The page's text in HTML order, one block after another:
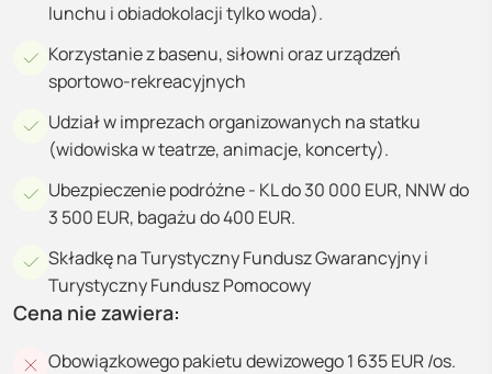
lunchu i obiadokolacji tylko woda).
Korzystanie z basenu, siłowni oraz urządzeń
sportowo-rekreacyjnych
Udział w imprezach organizowanych na statku
(widowiska w teatrze, animacje, koncerty).
Ubezpieczenie podróżne - KL do 30 000 EUR, NNW do
3 500 EUR, bagażu do 400 EUR.
Składkę na Turystyczny Fundusz Gwarancyjny i
Turystyczny Fundusz Pomocowy
Cena nie zawiera:
Obowiązkowego pakietu dewizowego 1 635 EUR /os.